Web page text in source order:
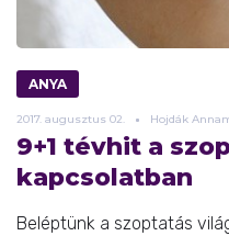
ANYA
2017. augusztus 02. Hojdák
9+1 tévhit a
kapcsolatban
Beléptünk a szoptatás